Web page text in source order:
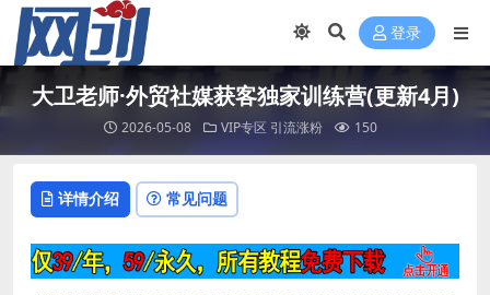
登录
大卫老师·外贸社媒获客独家训练营(更新4月)
2026-05-08 VIP专区 引流涨粉 150
详情介绍 常见问题